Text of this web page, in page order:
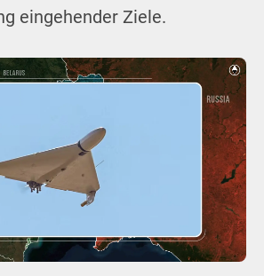
eingehender Ziele.